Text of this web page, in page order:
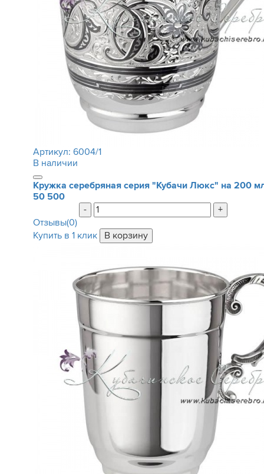
Артикул: 6004/1
В наличии
Кружка серебряная серия "Кубачи Люкс" на 200
50 500
-
+
Отзывы(0)
Купить в 1 клик